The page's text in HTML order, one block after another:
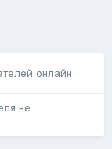
онлайн
не